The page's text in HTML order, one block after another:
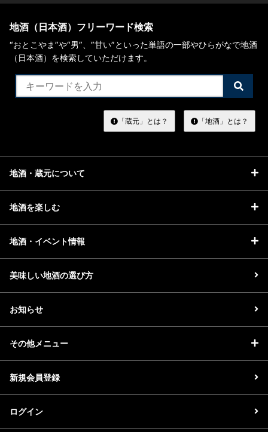
地酒（日本酒）フリーワード検索
“おとこやま”や“男”、”甘い”といった単語の一部やひらがなで地酒
（日本酒）を検索していただけます。
検
索
す
る
「蔵元」とは？ 「地酒」とは？
地酒・蔵元について
地酒を楽しむ
地酒・イベント情報
美味しい地酒の選び方
お知らせ
その他メニュー
新規会員登録
ログイン